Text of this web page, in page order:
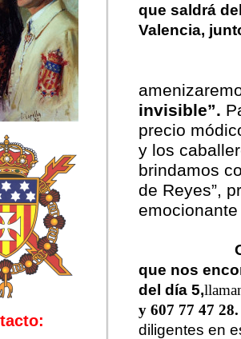
que saldrá
Valencia,
invisible”.
precio
y los
brindamos
de Reyes”,
que nos
del día 5,
y 607 77 47 28.
diligentes en